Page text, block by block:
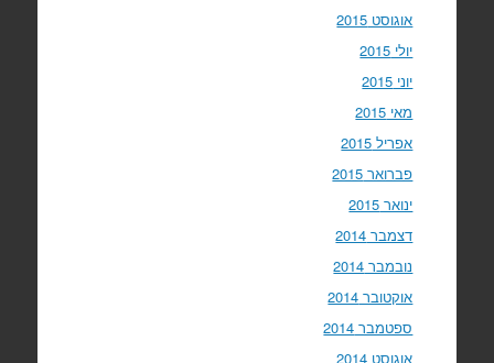
אוגוסט 2015
יולי 2015
יוני 2015
מאי 2015
אפריל 2015
פברואר 2015
ינואר 2015
דצמבר 2014
נובמבר 2014
אוקטובר 2014
ספטמבר 2014
אוגוסט 2014